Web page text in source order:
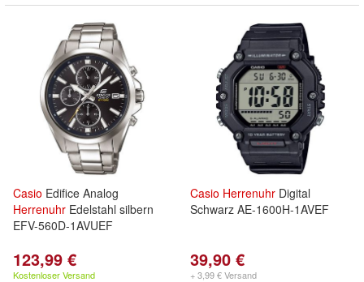
Casio Edifice Analog
Herrenuhr Edelstahl silbern
EFV-560D-1AVUEF
123,99 €
Kostenloser Versand
Casio Herrenuhr Digital
Schwarz AE-1600H-1AVEF
39,90 €
+ 3,99 € Versand